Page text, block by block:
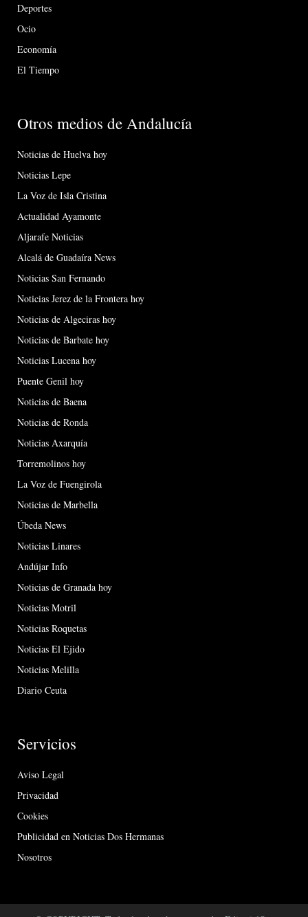
Deportes
Ocio
Economía
El Tiempo
Otros medios de Andalucía
Noticias de Huelva hoy
Noticias Lepe
La Voz de Isla Cristina
Actualidad Ayamonte
Aljarafe Noticias
Alcalá de Guadaíra News
Noticias San Fernando
Noticias Jerez de la Frontera hoy
Noticias de Algeciras hoy
Noticias de Barbate hoy
Noticias Lucena hoy
Puente Genil hoy
Noticias de Baena
Noticias de Ronda
Noticias Axarquía
Torremolinos hoy
La Voz de Fuengirola
Noticias de Marbella
Úbeda News
Noticias Linares
Andújar Info
Noticias de Granada hoy
Noticias Motril
Noticias Roquetas
Noticias El Ejido
Noticias Melilla
Diario Ceuta
Servicios
Aviso Legal
Privacidad
Cookies
Publicidad en Noticias Dos Hermanas
Nosotros